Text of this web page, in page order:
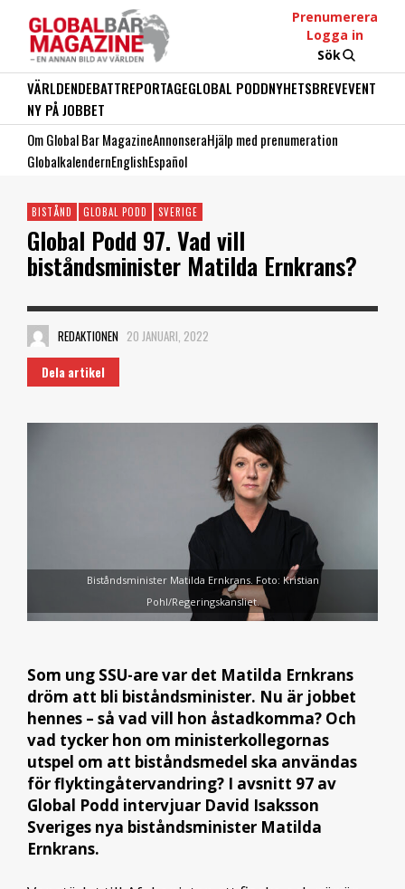
Prenumerera
Logga in
Sök
VÄRLDENDEBATTREPORTAGEGLOBAL PODDNYHETSBREVEVENT
NY PÅ JOBBET
Om Global Bar MagazineAnnonseraHjälp med prenumeration
GlobalkalendernEnglishEspañol
BISTÅND GLOBAL PODD SVERIGE
Global Podd 97. Vad vill
biståndsminister Matilda Ernkrans?
REDAKTIONEN 20 JANUARI, 2022
Dela artikel
Biståndsminister Matilda Ernkrans. Foto: Kristian
Pohl/Regeringskansliet.
Som ung SSU-are var det Matilda Ernkrans
dröm att bli biståndsminister. Nu är jobbet
hennes – så vad vill hon åstadkomma? Och
vad tycker hon om ministerkollegornas
utspel om att biståndsmedel ska användas
för flyktingåtervandring? I avsnitt 97 av
Global Podd intervjuar David Isaksson
Sveriges nya biståndsminister Matilda
Ernkrans.